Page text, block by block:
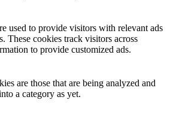
used to provide visitors with relevant ads
These cookies track visitors across
to provide customized ads.
are those that are being analyzed and
a category as yet.